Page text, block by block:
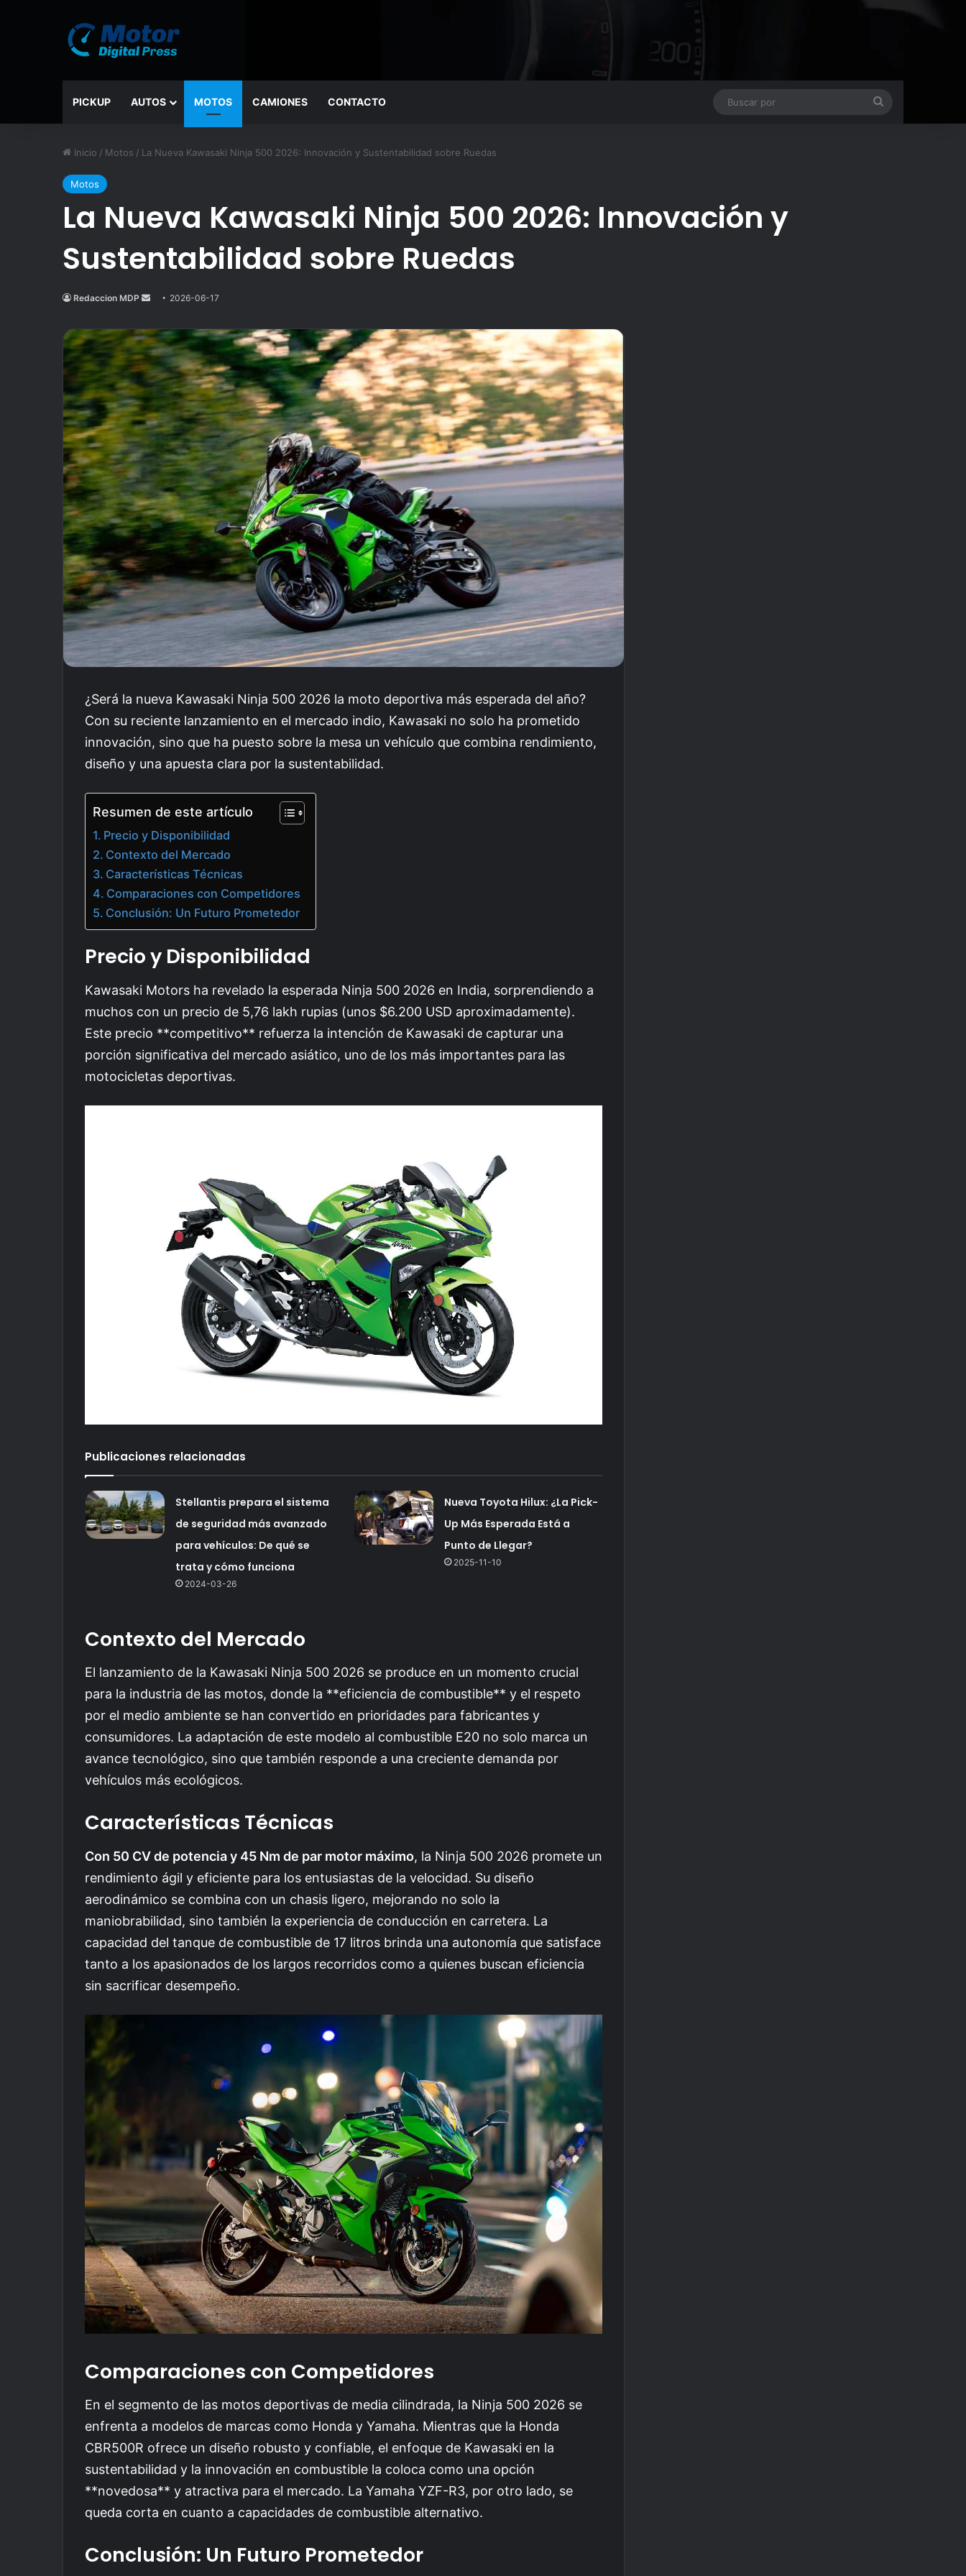
PICKUP AUTOS MOTOS CAMIONES CONTACTO
Inicio / Motos / La Nueva Kawasaki Ninja 500 2026: Innovación y Sustentabilidad sobre Ruedas
Motos
La Nueva Kawasaki Ninja 500 2026: Innovación y
Sustentabilidad sobre Ruedas
Redaccion MDP
Send
email
2026-06-17
¿Será la nueva Kawasaki Ninja 500 2026 la moto deportiva más esperada del año?
Con su reciente lanzamiento en el mercado indio, Kawasaki no solo ha prometido
innovación, sino que ha puesto sobre la mesa un vehículo que combina rendimiento,
diseño y una apuesta clara por la sustentabilidad.
Resumen de este artículo
Precio y Disponibilidad
Contexto del Mercado
Características Técnicas
Comparaciones con Competidores
Conclusión: Un Futuro Prometedor
Precio y Disponibilidad
Kawasaki Motors ha revelado la esperada Ninja 500 2026 en India, sorprendiendo a
muchos con un precio de 5,76 lakh rupias (unos $6.200 USD aproximadamente).
Este precio **competitivo** refuerza la intención de Kawasaki de capturar una
porción significativa del mercado asiático, uno de los más importantes para las
motocicletas deportivas.
Publicaciones relacionadas
Stellantis prepara el sistema
de seguridad más avanzado
para vehículos: De qué se
trata y cómo funciona
2024-03-26
Nueva Toyota Hilux: ¿La Pick-
Up Más Esperada Está a
Punto de Llegar?
2025-11-10
Contexto del Mercado
El lanzamiento de la Kawasaki Ninja 500 2026 se produce en un momento crucial
para la industria de las motos, donde la **eficiencia de combustible** y el respeto
por el medio ambiente se han convertido en prioridades para fabricantes y
consumidores. La adaptación de este modelo al combustible E20 no solo marca un
avance tecnológico, sino que también responde a una creciente demanda por
vehículos más ecológicos.
Características Técnicas
Con 50 CV de potencia y 45 Nm de par motor máximo, la Ninja 500 2026 promete un
rendimiento ágil y eficiente para los entusiastas de la velocidad. Su diseño
aerodinámico se combina con un chasis ligero, mejorando no solo la
maniobrabilidad, sino también la experiencia de conducción en carretera. La
capacidad del tanque de combustible de 17 litros brinda una autonomía que satisface
tanto a los apasionados de los largos recorridos como a quienes buscan eficiencia
sin sacrificar desempeño.
Comparaciones con Competidores
En el segmento de las motos deportivas de media cilindrada, la Ninja 500 2026 se
enfrenta a modelos de marcas como Honda y Yamaha. Mientras que la Honda
CBR500R ofrece un diseño robusto y confiable, el enfoque de Kawasaki en la
sustentabilidad y la innovación en combustible la coloca como una opción
**novedosa** y atractiva para el mercado. La Yamaha YZF-R3, por otro lado, se
queda corta en cuanto a capacidades de combustible alternativo.
Conclusión: Un Futuro Prometedor